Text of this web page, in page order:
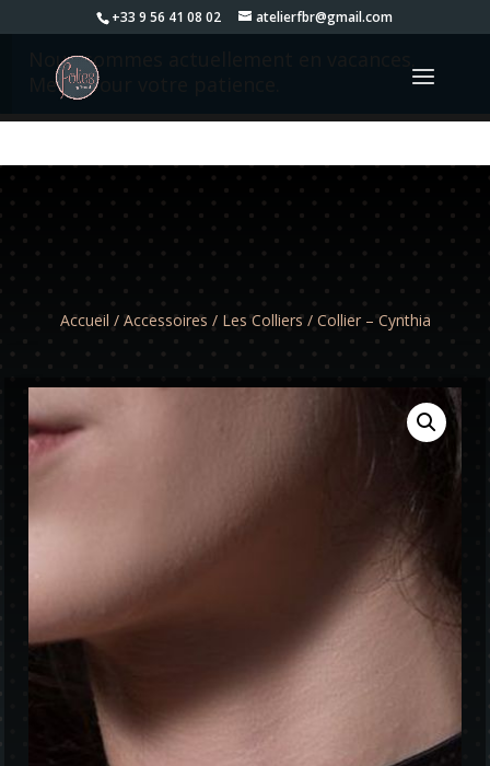
+33 9 56 41 08 02 atelierfbr@gmail.com
Nous sommes actuellement en vacances.
Merci pour votre patience.
Accueil / Accessoires / Les Colliers / Collier – Cynthia